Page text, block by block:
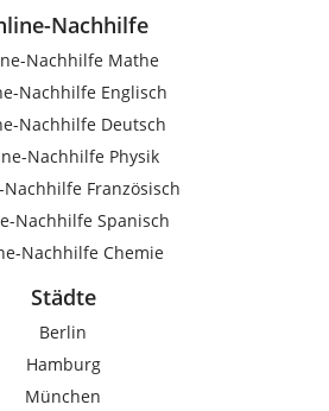
Nachhilfe
Nachhilfe Mathe
Nachhilfe Englisch
Nachhilfe Deutsch
Nachhilfe Physik
Französisch
Nachhilfe Spanisch
Nachhilfe Chemie
Städte
Berlin
Hamburg
München